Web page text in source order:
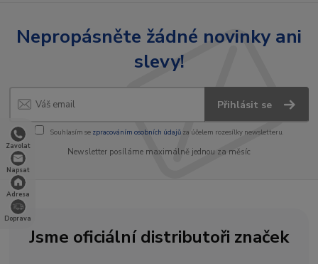
Zavolat
Napsat
Adresa
Doprava
Nepropásněte žádné novinky ani
slevy!
Přihlásit se
Souhlasím se zpracováním osobních údajůza účelem rozesílky newsletteru.
Newsletter posíláme maximálně jednou za měsíc
Jsme oficiální distributoři značek